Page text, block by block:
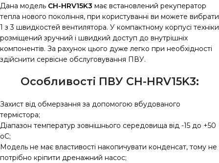
Дана модель CH-HRV15K3 має встановлений рекуператор
тепла нового покоління, при користуванні ви можете вибрати
1 з 3 швидкостей вентилятора. У компактному корпусі техніки
розміщений зручний і швидкий доступ до внутрішніх
компонентів. За рахунок цього дуже легко при необхідності
здійснити сервісне обслуговування ПВУ.
Особливості ПВУ CH-HRV15K3:
Захист від обмерзання за допомогою вбудованого
термістора;
Діапазон температур зовнішнього середовища від -15 до +50
оС;
Модель не має властивості накопичувати конденсат, тому не
потрібно кріпити дренажний насос;